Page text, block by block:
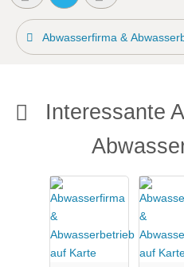
Abwasserfirma &
Interessante